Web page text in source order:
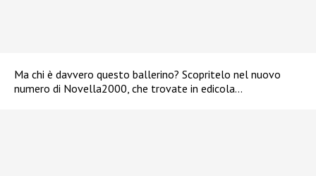
Ma chi è davvero questo ballerino? Scopritelo nel nuovo
numero di Novella2000, che trovate in edicola…